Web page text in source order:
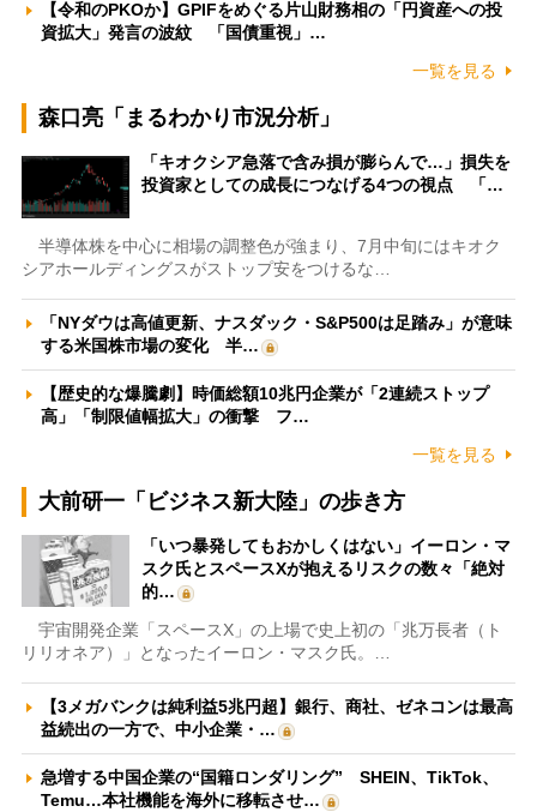
【令和のPKOか】GPIFをめぐる片山財務相の「円資産への投
資拡大」発言の波紋 「国債重視」…
一覧を見る
森口亮「まるわかり市況分析」
「キオクシア急落で含み損が膨らんで…」損失を
投資家としての成長につなげる4つの視点 「…
半導体株を中心に相場の調整色が強まり、7月中旬にはキオク
シアホールディングスがストップ安をつけるな…
「NYダウは高値更新、ナスダック・S&P500は足踏み」が意味
する米国株市場の変化 半…
【歴史的な爆騰劇】時価総額10兆円企業が「2連続ストップ
高」「制限値幅拡大」の衝撃 フ…
一覧を見る
大前研一「ビジネス新大陸」の歩き方
「いつ暴発してもおかしくはない」イーロン・マ
スク氏とスペースXが抱えるリスクの数々「絶対
的…
宇宙開発企業「スペースX」の上場で史上初の「兆万長者（ト
リリオネア）」となったイーロン・マスク氏。…
【3メガバンクは純利益5兆円超】銀行、商社、ゼネコンは最高
益続出の一方で、中小企業・…
急増する中国企業の“国籍ロンダリング” SHEIN、TikTok、
Temu…本社機能を海外に移転させ…